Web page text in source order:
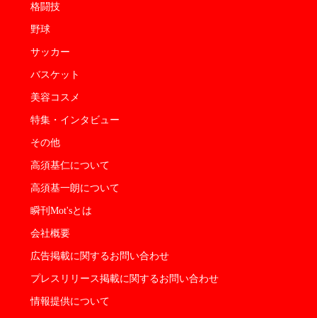
格闘技
野球
サッカー
バスケット
美容コスメ
特集・インタビュー
その他
高須基仁について
高須基一朗について
瞬刊Mot'sとは
会社概要
広告掲載に関するお問い合わせ
プレスリリース掲載に関するお問い合わせ
情報提供について